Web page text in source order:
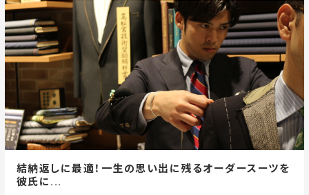
結納返しに最適！一生の思い出に残るオーダースーツを
彼氏に...